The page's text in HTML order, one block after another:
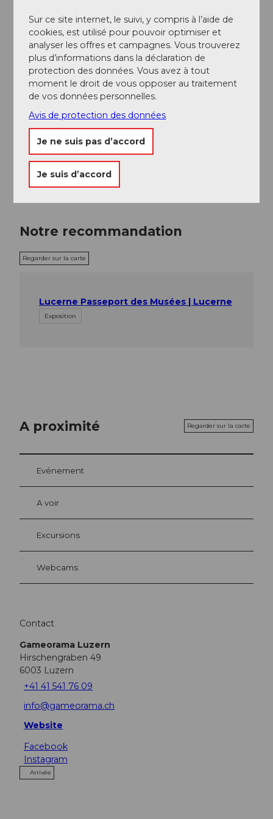
Le parking "Kesselturm" se trouve à quelques minutes
à pied du Gameorama.
https://www.gameorama.ch/fr
Réseaux sociaux
Facebook
Instagram
Interlocuteur/trice
Marco Röllin
Notre recommandation
Regarder sur la carte
Lucerne Passeport des Musées | Lucerne
Exposition
A proximité Regarder sur la carte
Evénement
A voir
Excursions
Webcams
Contact
Gameorama Luzern
Hirschengraben 49
6003 Luzern
+41 41 541 76 09
info@gameorama.ch
Website
Facebook
Instagram
Arrivée
Sur ce site internet, le suivi, y compris à l’aide de
cookies, est utilisé pour pouvoir optimiser et
analyser les offres et campagnes. Vous trouverez
plus d’informations dans la déclaration de
protection des données. Vous avez à tout
moment le droit de vous opposer au traitement
de vos données personnelles.
Avis de protection des données
Je ne suis pas d’accord
Je suis d’accord